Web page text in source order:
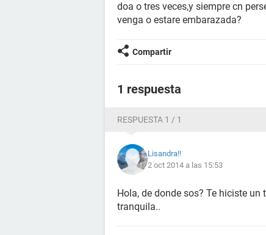
doa o tres veces,y siempre cn
venga o estare embarazada?
Compartir
1 respuesta
RESPUESTA 1 / 1
Lisandra!!
2 oct 2014 a las 15:53
Hola, de donde sos? Te hiciste
tranquila..